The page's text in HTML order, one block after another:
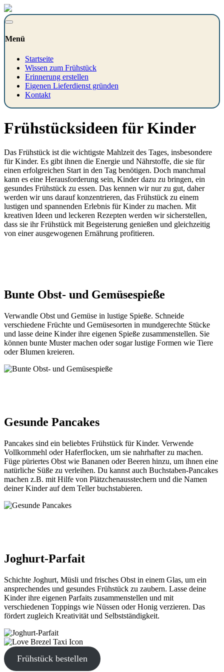
Menü
Startseite
Wissen zum Frühstück
Erinnerung erstellen
Eigenen Lieferdienst gründen
Kontakt
Frühstücksideen für Kinder
Das Frühstück ist die wichtigste Mahlzeit des Tages, insbesondere
für Kinder. Es gibt ihnen die Energie und Nährstoffe, die sie für
einen erfolgreichen Start in den Tag benötigen. Doch manchmal
kann es eine Herausforderung sein, Kinder dazu zu bringen, ein
gesundes Frühstück zu essen. Das kennen wir nur zu gut, daher
werden wir uns darauf konzentrieren, das Frühstück zu einem
lustigen und spannenden Erlebnis für Kinder zu machen. Mit
kreativen Ideen und leckeren Rezepten werden wir sicherstellen,
dass sie ihr Frühstück mit Begeisterung genießen und gleichzeitig
von einer ausgewogenen Ernährung profitieren.
Bunte Obst- und Gemüsespieße
Verwandle Obst und Gemüse in lustige Spieße. Schneide
verschiedene Früchte und Gemüsesorten in mundgerechte Stücke
und lasse deine Kinder ihre eigenen Spieße zusammenstellen. Sie
können bunte Muster machen oder sogar lustige Formen wie Tiere
oder Blumen kreieren.
Gesunde Pancakes
Pancakes sind ein beliebtes Frühstück für Kinder. Verwende
Vollkornmehl oder Haferflocken, um sie nahrhafter zu machen.
Füge püriertes Obst wie Bananen oder Beeren hinzu, um ihnen eine
natürliche Süße zu verleihen. Du kannst auch Buchstaben-Pancakes
machen z.B. mit Hilfe von Plätzchenausstechern und die Namen
deiner Kinder auf dem Teller buchstabieren.
Joghurt-Parfait
Schichte Joghurt, Müsli und frisches Obst in einem Glas, um ein
ansprechendes und gesundes Frühstück zu zaubern. Lasse deine
Kinder ihre eigenen Parfaits zusammenstellen und mit
verschiedenen Toppings wie Nüssen oder Honig verzieren. Das
fördert zugleich Kreativität und Selbstständigkeit.
Frühstück bestellen